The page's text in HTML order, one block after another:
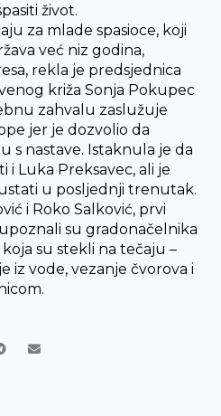
život.
za mlade spasioce, koji
već niz godina,
rekla je predsjednica
križa Sonja Pokupec
zahvalu zaslužuje
jer je dozvolio da
s nastave. Istaknula je da
i Luka Preksavec, ali je
u posljednji trenutak.
i Roko Salković, prvi
su gradonačelnika
su stekli na tečaju –
iz vode, vezanje čvorova i